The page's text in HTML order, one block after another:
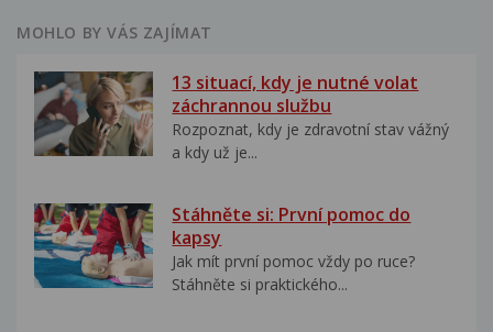
MOHLO BY VÁS ZAJÍMAT
13 situací, kdy je nutné volat
záchrannou službu
Rozpoznat, kdy je zdravotní stav vážný
a kdy už je...
Stáhněte si: První pomoc do
kapsy
Jak mít první pomoc vždy po ruce?
Stáhněte si praktického...